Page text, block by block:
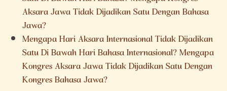
Aksara Jawa Tidak Dijadikan Satu Dengan Bahasa
Jawa?
Mengapa Hari Aksara Internasional Tidak Dijadikan
Satu Di Bawah Hari Bahasa Internasional? Mengapa
Kongres Aksara Jawa Tidak Dijadikan Satu Dengan
Kongres Bahasa Jawa?